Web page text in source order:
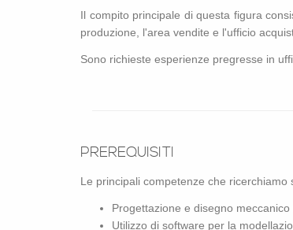
Il com­pi­to prin­ci­pa­le di que­sta fi­gu­ra
pro­du­zio­ne, l'a­rea ven­di­te e l'uf­fi­cio
Sono ri­chie­ste espe­rien­ze pre­gres­se in
PRE­RE­QUI­SI­TI
Le prin­ci­pa­li com­pe­ten­ze che ri­cer­chia­mo
Pro­get­ta­zio­ne e di­se­gno
Uti­liz­zo di soft­ware per la